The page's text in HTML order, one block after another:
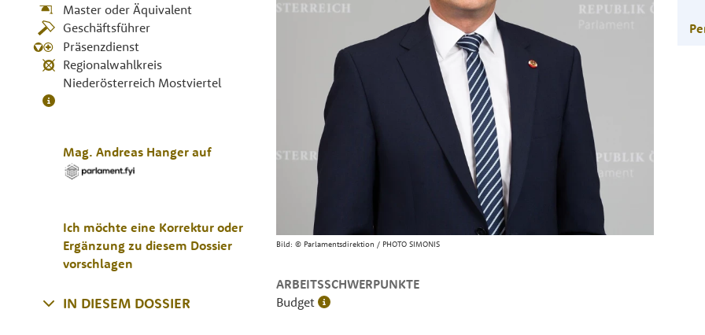
Master oder Äquivalent
Geschäftsführer
Präsenzdienst
Regionalwahlkreis
Niederösterreich Mostviertel
Mag. Andreas Hanger auf
Ich möchte eine Korrektur oder
Ergänzung zu diesem Dossier
vorschlagen
IN DIESEM DOSSIER
Bild: © Parlamentsdirektion / PHOTO SIMONIS
ARBEITSSCHWERPUNKTE
Budget